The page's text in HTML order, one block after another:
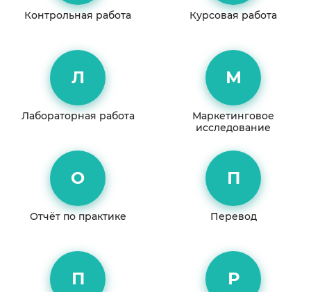
Контрольная работа Курсовая работа
Л
Лабораторная работа
М
Маркетинговое
исследование
О
Отчёт по практике
П
Перевод
П Р